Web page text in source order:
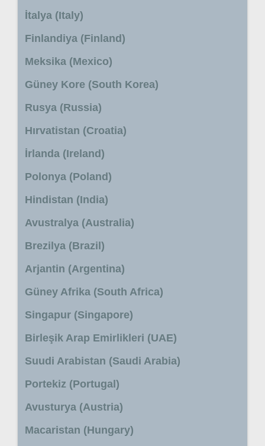
İtalya (Italy)
Finlandiya (Finland)
Meksika (Mexico)
Güney Kore (South Korea)
Rusya (Russia)
Hırvatistan (Croatia)
İrlanda (Ireland)
Polonya (Poland)
Hindistan (India)
Avustralya (Australia)
Brezilya (Brazil)
Arjantin (Argentina)
Güney Afrika (South Africa)
Singapur (Singapore)
Birleşik Arap Emirlikleri (UAE)
Suudi Arabistan (Saudi Arabia)
Portekiz (Portugal)
Avusturya (Austria)
Macaristan (Hungary)